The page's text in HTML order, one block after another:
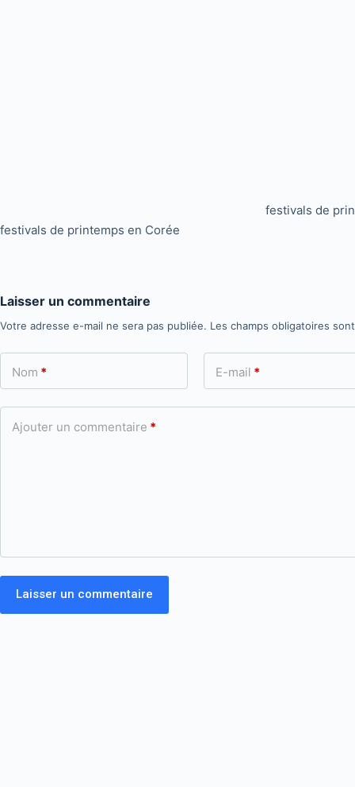
festivals de
festivals de printemps en Corée
Laisser un commentaire
Votre adresse e-mail ne sera pas publiée. Les champs obligatoires
Nom * E-mail *
Ajouter un commentaire *
Laisser un commentaire